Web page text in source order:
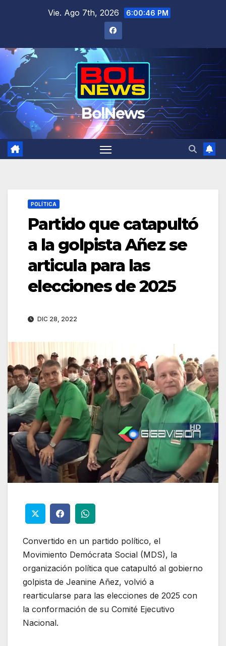
Vie. Ago 7th, 2026 6:00:47 PM
BolNews
POLÍTICA
Partido que catapultó
a la golpista Añez se
articula para las
elecciones de 2025
DIC 28, 2022
Convertido en un partido político, el
Movimiento Demócrata Social (MDS), la
organización política que catapultó al gobierno
golpista de Jeanine Añez, volvió a
rearticularse para las elecciones de 2025 con
la conformación de su Comité Ejecutivo
Nacional.